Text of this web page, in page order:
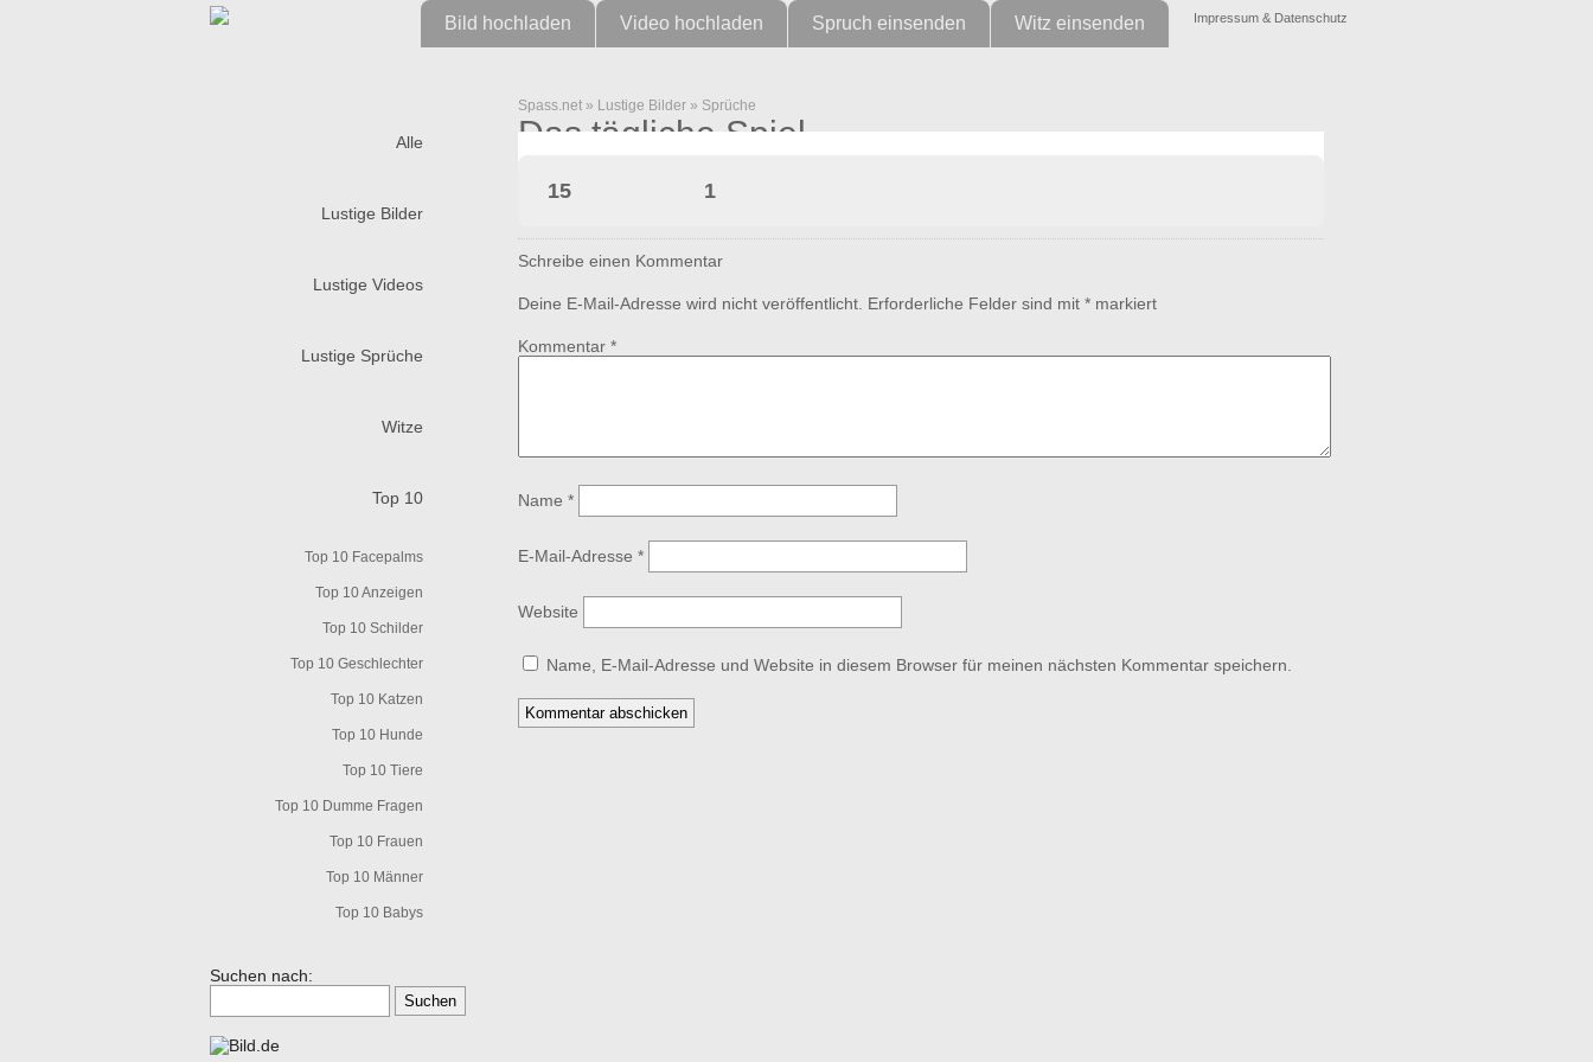
Impressum & Datenschutz
Bild hochladen Video hochladen Spruch einsenden Witz einsenden
Alle
Lustige Bilder
Lustige Videos
Lustige Sprüche
Witze
Top 10
Top 10 Facepalms
Top 10 Anzeigen
Top 10 Schilder
Top 10 Geschlechter
Top 10 Katzen
Top 10 Hunde
Top 10 Tiere
Top 10 Dumme Fragen
Top 10 Frauen
Top 10 Männer
Top 10 Babys
Suchen nach:
Spass.net » Lustige Bilder » Sprüche
Das tägliche Spiel
15 1
Schreibe einen Kommentar
Deine E-Mail-Adresse wird nicht veröffentlicht. Erforderliche Felder sind mit * markiert
Kommentar *
Name *
E-Mail-Adresse *
Website
Name, E-Mail-Adresse und Website in diesem Browser für meinen nächsten Kommentar speichern.